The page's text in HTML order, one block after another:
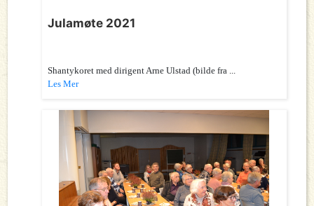
Julamøte 2021
Shantykoret med dirigent Arne Ulstad (bilde fra ...
Les Mer